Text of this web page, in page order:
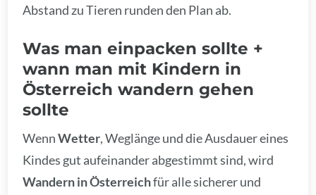
Abstand zu Tieren runden den Plan ab.
Was man einpacken sollte +
wann man mit Kindern in
Österreich wandern gehen
sollte
WennWetter, Weglänge und die Ausdauer eines
Kindes gut aufeinander abgestimmt sind, wird
Wandern in Österreichfür alle sicherer und